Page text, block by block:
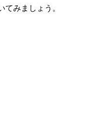
てみましょう。